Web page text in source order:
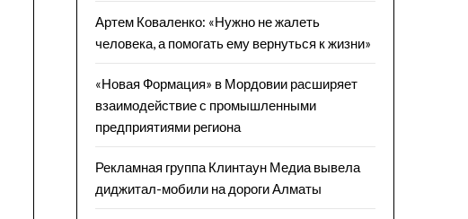
Артем Коваленко: «Нужно не жалеть
человека, а помогать ему вернуться к жизни»
«Новая Формация» в Мордовии расширяет
взаимодействие с промышленными
предприятиями региона
Рекламная группа Клинтаун Медиа вывела
диджитал-мобили на дороги Алматы